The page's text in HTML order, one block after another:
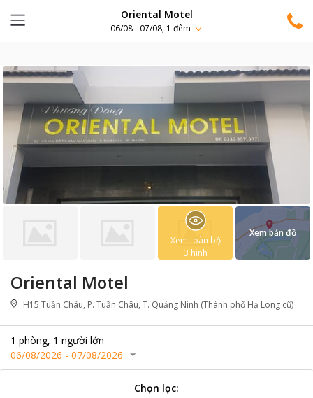
Oriental Motel
06/08 - 07/08, 1 đêm
Oriental Motel
H15 Tuần Châu, P. Tuần Châu, T. Quảng Ninh (Thành phố Hạ Long cũ)
1 phòng, 1 người lớn
06/08/2026 - 07/08/2026
Xem toàn bộ
3 hình
Xem bản đồ
Chọn lọc: